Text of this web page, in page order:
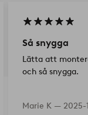
Så snygga
Lätta att
och så snygga.
Marie K — 2025-